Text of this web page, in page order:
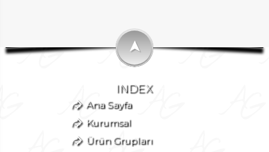
➤
INDEX
Ana Sayfa
Kurumsal
Ürün Grupları